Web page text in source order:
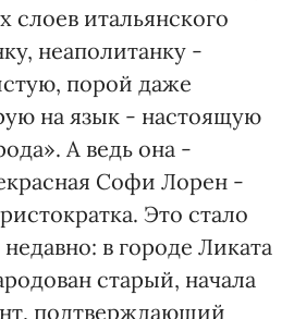
слоев итальянского
неаполитанку -
порой даже
на язык - настоящую
А ведь она -
Софи Лорен -
Это стало
в городе Ликата
старый, начала
подтверждающий